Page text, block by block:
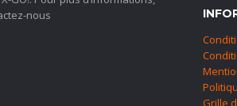
nous
Grille